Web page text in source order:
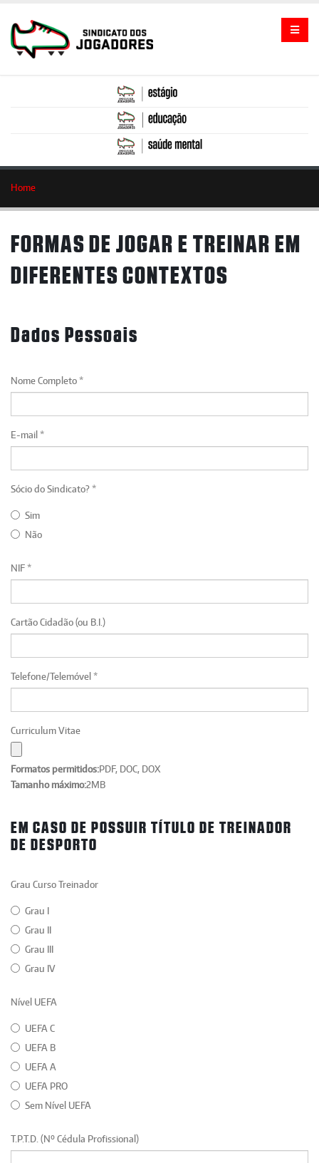
Home
FORMAS DE JOGAR E TREINAR EM
DIFERENTES CONTEXTOS
Dados Pessoais
Nome Completo *
E-mail *
Sócio do Sindicato? *
Sim
Não
NIF *
Cartão Cidadão (ou B.I.)
Telefone/Telemóvel *
Curriculum Vitae
Formatos permitidos:PDF, DOC, DOX
Tamanho máximo:2MB
EM CASO DE POSSUIR TÍTULO DE TREINADOR
DE DESPORTO
Grau Curso Treinador
Grau I
Grau II
Grau III
Grau IV
Nível UEFA
UEFA C
UEFA B
UEFA A
UEFA PRO
Sem Nível UEFA
T.P.T.D. (Nº Cédula Profissional)